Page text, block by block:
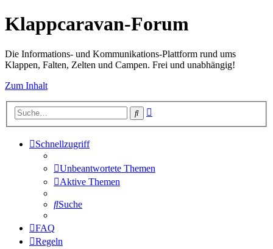
Klappcaravan-Forum
Die Informations- und Kommunikations-Plattform rund ums
Klappen, Falten, Zelten und Campen. Frei und unabhängig!
Zum Inhalt
Suche
Schnellzugriff
Unbeantwortete Themen
Aktive Themen
Suche
FAQ
Regeln